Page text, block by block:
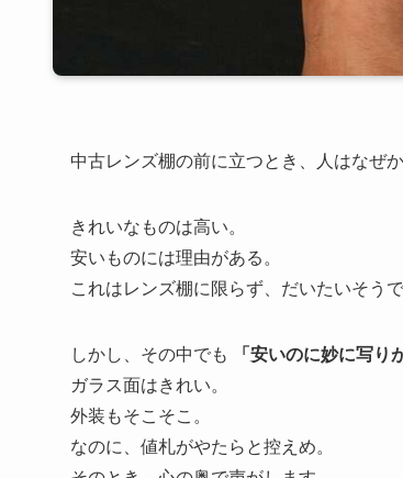
中古レンズ棚の前に立つとき、人はなぜ
きれいなものは高い。
安いものには理由がある。
これはレンズ棚に限らず、だいたいそうで
しかし、その中でも 「安いのに妙に写り
ガラス面はきれい。
外装もそこそこ。
なのに、値札がやたらと控えめ。